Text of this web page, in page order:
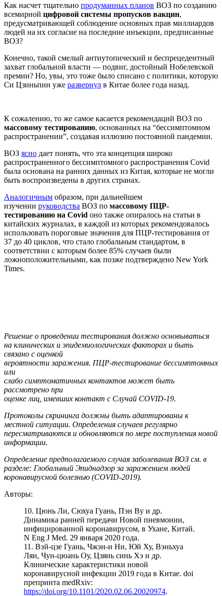
Как насчет тщательно продуманных планов ВОЗ по созданию
всемирной цифровой системы пропусков вакцин,
предусматривающей соблюдение основных прав миллиардов
людей на их согласие на последние инъекции, предписанные
ВОЗ?
Конечно, такой смелый антиутопический и беспрецедентный
захват глобальной власти — подвиг, достойный Нобелевской
премии? Но, увы, это тоже было списано с политики, которую
Си Цзиньпин уже развернул в Китае более года назад.
К сожалению, то же самое касается рекомендаций ВОЗ по
массовому тестированию, основанных на “бессимптомном
распространении”, создавая иллюзию постоянной пандемии.
ВОЗ ясно дает понять, что эта концепция широко
распространенного бессимптомного распространения Covid
была основана на ранних данных из Китая, которые не могли
быть воспроизведены в других странах.
Аналогичным образом, при дальнейшем
изучении руководства ВОЗ по массовому ПЦР-
тестированию на Covid оно также опиралось на статьи в
китайских журналах, в каждой из которых рекомендовалось
использовать пороговые значения для ПЦР-тестирования от
37 до 40 циклов, что стало глобальным стандартом, в
соответствии с которым более 85% случаев были
ложноположительными, как позже подтверждено New York
Times.
Решение о проведении тестирования должно основываться
на клинических и эпидемиологических факторах и быть
связано с оценкой
вероятности заражения. ПЦР-тестирование бессимптомных
или
слабо симптоматичных контактов может быть
рассмотрено при
оценке лиц, имевших контакт с Случай COVID-19.
Протоколы скрининга должны быть адаптированы к
местной ситуации. Определения случаев регулярно
пересматриваются и обновляются по мере поступления новой
информации.
Определение предполагаемого случая заболевания ВОЗ см. в
разделе: Глобальный Эпиднадзор за заражением людей
коронавирусной болезнью (COVID-2019).
Авторы:
10. Цюнь Ли, Сюхуа Гуань, Пэн Ву и др.
Динамика ранней передачи Новой пневмонии,
инфицированной коронавирусом, в Ухане, Китай.
N Eng J Med. 29 января 2020 года.
11. Вэй-цзе Гуань, Чжэн-и Ни, Юй Ху, Вэньхуа
Лян, Чун-цюань Оу, Цзянь синь Хэ и др.
Клинические характеристики новой
коронавирусной инфекции 2019 года в Китае. doi
препринта medRxiv:
https://doi.org/10.1101/2020.02.06.20020974.